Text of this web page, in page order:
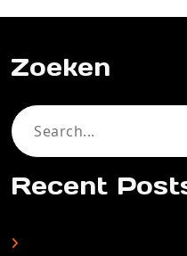
Zoeken
Search
Recent